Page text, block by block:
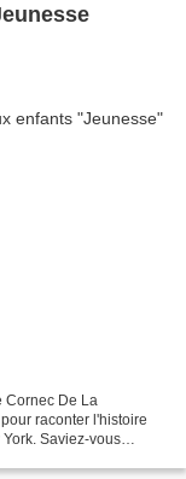
Cornec De La
raconter l'histoire
Saviez-vous